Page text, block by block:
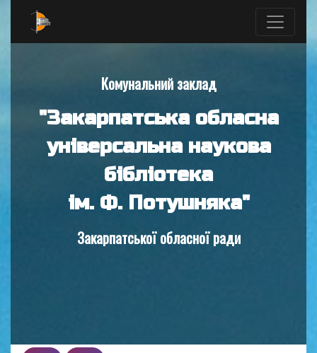
Комунальний заклад
"Закарпатська обласна
універсальна наукова
бібліотека
ім. Ф. Потушняка"
Закарпатської обласної ради